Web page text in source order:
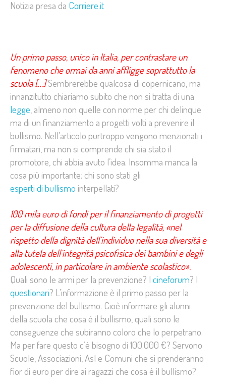
Notizia presa da Corriere.it
Un primo passo, unico in Italia, per contrastare un
fenomeno che ormai da anni affligge soprattutto la
scuola […]Sembrerebbe qualcosa di copernicano, ma
innanzitutto chiariamo subito che non si tratta di una
legge, almeno non quelle con norme per chi delinque
ma di un finanziamento a progetti volti a prevenire il
bullismo. Nell’articolo purtroppo vengono menzionati i
firmatari, ma non si comprende chi sia stato il
promotore, chi abbia avuto l’idea. Insomma manca la
cosa più importante: chi sono stati gli
esperti di bullismo interpellati?
100 mila euro di fondi per il finanziamento di progetti
per la diffusione della cultura della legalità, «nel
rispetto della dignità dell’individuo nella sua diversità e
alla tutela dell’integrità psicofisica dei bambini e degli
adolescenti, in particolare in ambiente scolastico».
Quali sono le armi per la prevenzione? I cineforum? I
questionari? L’informazione è il primo passo per la
prevenzione del bullismo. Cioè informare gli alunni
della scuola che cosa è il bullismo, quali sono le
conseguenze che subiranno coloro che lo perpetrano.
Ma per fare questo c’è bisogno di 100.000 €? Servono
Scuole, Associazioni, Asl e Comuni che si prenderanno
fior di euro per dire ai ragazzi che cosa è il bullismo?